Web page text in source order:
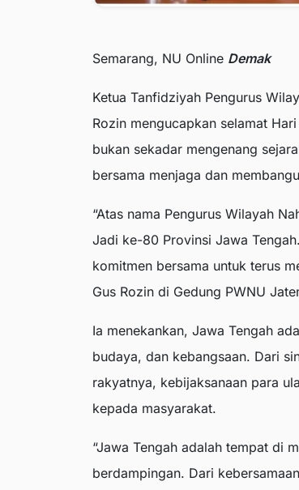
Semarang, NU Online Demak
Ketua Tanfidziyah Pengurus
Rozin mengucapkan selamat
bukan sekadar mengenang
bersama menjaga dan
“Atas nama Pengurus Wilayah
Jadi ke-80 Provinsi Jawa
komitmen bersama untuk terus
Gus Rozin di Gedung PWNU
Ia menekankan, Jawa Tengah
budaya, dan kebangsaan. Dari
rakyatnya, kebijaksanaan para
kepada masyarakat.
“Jawa Tengah adalah tempat di
berdampingan. Dari